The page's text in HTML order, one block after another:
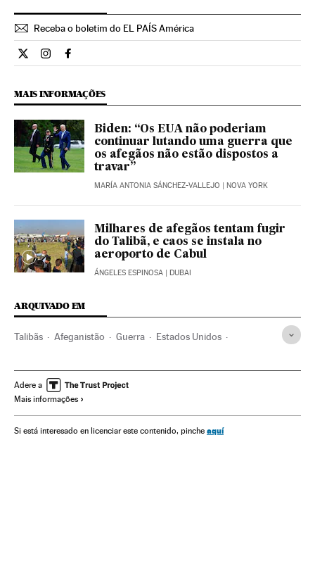
Receba o boletim do EL PAÍS América
Internacional El País Brasil en Twitter
Internacional El País Brasil en Instagram
Internacional El País Brasil en Facebook
MAIS INFORMAÇÕES
Biden: “Os EUA não poderiam
continuar lutando uma guerra que
os afegãos não estão dispostos a
travar”
MARÍA ANTONIA SÁNCHEZ-VALLEJO | NOVA YORK
Milhares de afegãos tentam fugir
do Talibã, e caos se instala no
aeroporto de Cabul
ÁNGELES ESPINOSA | DUBAI
ARQUIVADO EM
Talibãs Afeganistão Guerra Estados Unidos
Muçulmanos Conflitos
Adere a
Mais informações
Si está interesado en licenciar este contenido, pinche aquí